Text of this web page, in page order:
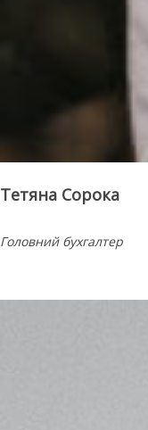
Тетяна Сорока
Головний бухгалтер